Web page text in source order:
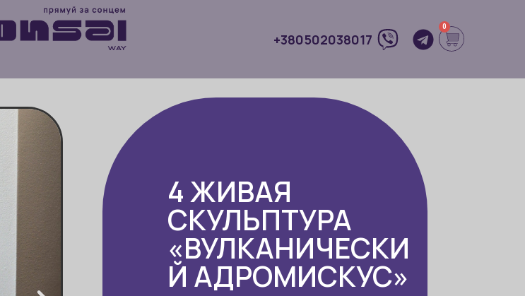
+380502038017
0
4 ЖИВАЯ
СКУЛЬПТУРА
«ВУЛКАНИЧЕСКИ
Й АДРОМИСКУС»